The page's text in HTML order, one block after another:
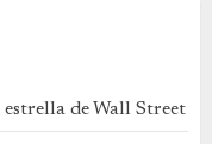
de Wall Street